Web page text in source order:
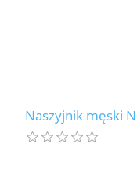
Naszyjnik męski